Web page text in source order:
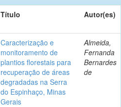
Título Autor(es)
Caracterização e
monitoramento de
plantios florestais para
recuperação de áreas
degradadas na Serra
do Espinhaço, Minas
Gerais
Almeida,
Fernanda
Bernardes
de